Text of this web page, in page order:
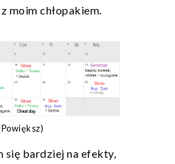
moim chłopakiem.
się bardziej na efekty,